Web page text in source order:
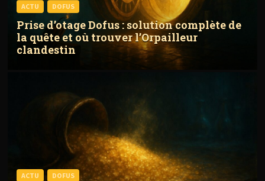
ACTU DOFUS
Prise d’otage Dofus : solution complète de
la quête et où trouver l’Orpailleur
clandestin
ACTU DOFUS